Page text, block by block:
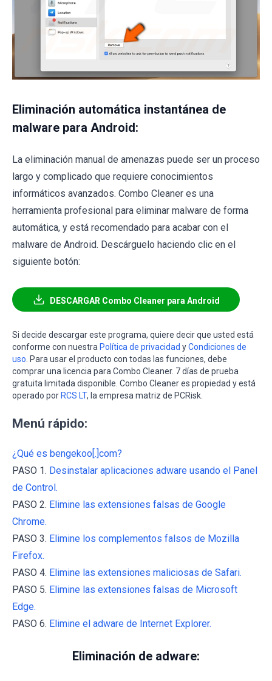
Eliminación automática instantánea de
malware para Android:
La eliminación manual de amenazas puede ser un proceso
largo y complicado que requiere conocimientos
informáticos avanzados. Combo Cleaner es una
herramienta profesional para eliminar malware de forma
automática, y está recomendado para acabar con el
malware de Android. Descárguelo haciendo clic en el
siguiente botón:
DESCARGAR Combo Cleaner para Android
Si decide descargar este programa, quiere decir que usted está
conforme con nuestra Política de privacidad yCondiciones de
uso . Para usar el producto con todas las funciones, debe
comprar una licencia para Combo Cleaner. 7 días de prueba
gratuita limitada disponible. Combo Cleaner es propiedad y está
operado por RCS LT, la empresa matriz de PCRisk.
Menú rápido:
¿Qué es bengekoo[.]com?
PASO 1. Desinstalar aplicaciones adware usando el Panel
de Control.
PASO 2. Elimine las extensiones falsas de Google
Chrome.
PASO 3. Elimine los complementos falsos de Mozilla
Firefox.
PASO 4. Elimine las extensiones maliciosas de Safari.
PASO 5. Elimine las extensiones falsas de Microsoft
Edge.
PASO 6. Elimine el adware de Internet Explorer.
Eliminación de adware: